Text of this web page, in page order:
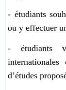
- étudiants
ou y effectuer
- étudiants
d’études